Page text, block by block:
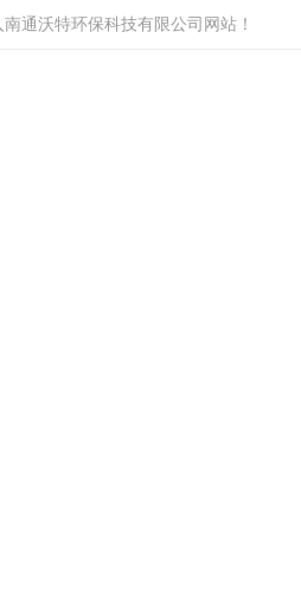
通沃特环保科技有限公司网站！